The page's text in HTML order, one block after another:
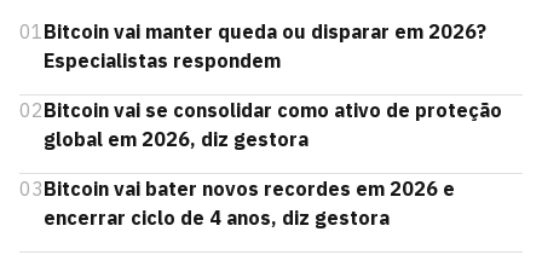
01Bitcoin vai manter queda ou disparar em 2026?
Especialistas respondem
02Bitcoin vai se consolidar como ativo de proteção
global em 2026, diz gestora
03Bitcoin vai bater novos recordes em 2026 e
encerrar ciclo de 4 anos, diz gestora